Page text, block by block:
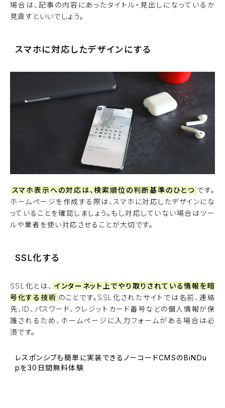
場合は、記事の内容にあったタイトル・見出しになっているか
見直すといいでしょう。
スマホに対応したデザインにする
スマホ表示への対応は、検索順位の判断基準のひとつ です。
ホームページを作成する際は、スマホに対応したデザインにな
っていることを確認しましょう。もし対応していない場合はツー
ルや業者を使い対応させることが大切です。
SSL化する
SSL化とは、 インターネット上でやり取りされている情報を暗
号化する技術 のことです。SSL化されたサイトでは名前、連絡
先、ID、パスワード、クレジットカード番号などの個人情報が保
護されるため、ホームページに入力フォームがある場合は必
須です。
レスポンシブも簡単に実装できるノーコードCMSのBiNDu
pを30日間無料体験